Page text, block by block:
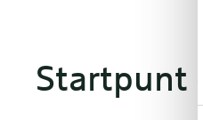
Startpunt